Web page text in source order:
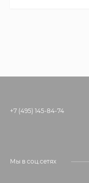
+7 (495) 145-84-74
Мы в соц.сетях